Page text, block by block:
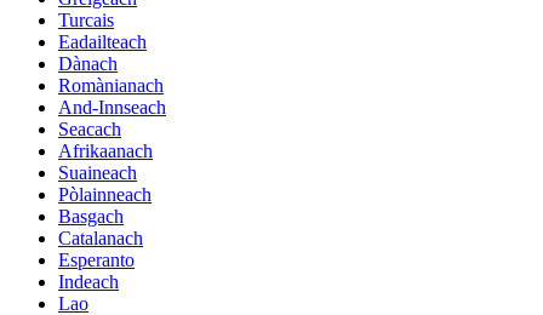
Turcais
Eadailteach
Dànach
Romànianach
And-Innseach
Seacach
Afrikaanach
Suaineach
Pòlainneach
Basgach
Catalanach
Esperanto
Indeach
Lao